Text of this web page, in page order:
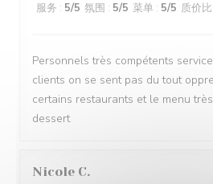
服务 : 5/5 氛围 : 5/5 菜单 : 5/5 质价比
Personnels très compétents
clients on se sent pas du tout
certains restaurants et le menu
dessert
Nicole C